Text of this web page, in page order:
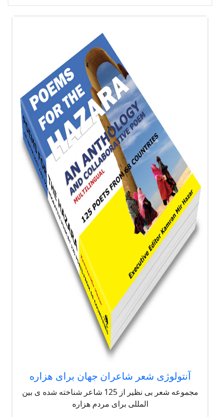
آنتولوژی شعر شاعران جهان برای هزاره
مجموعه شعر بی نظیر از 125 شاعر شناخته شده ی بین
المللی برای مردم هزاره